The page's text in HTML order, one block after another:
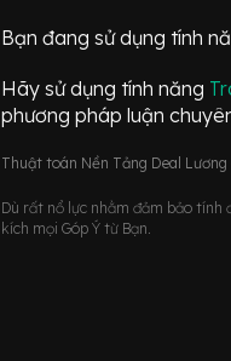
Bạn đang sử dụng tính
Hãy sử dụng tính năng
phương pháp luận
Thuật toán Nền Tảng Deal
Dù rất nổ lực nhằm đảm bảo tính
kích mọi Góp Ý từ Bạn.